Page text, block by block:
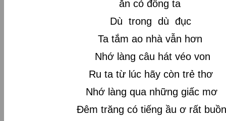
ăn cỏ đồng ta
Dù trong dù đục
Ta tắm ao nhà vẫn hơn
Nhớ làng câu hát véo von
Ru ta từ lúc hãy còn trẻ thơ
Nhớ làng qua những giấc mơ
Đêm trăng có tiếng ầu ơ rất